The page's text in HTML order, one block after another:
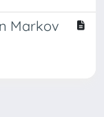
Markov